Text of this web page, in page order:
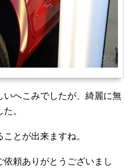
いへこみでしたが、綺麗に無
。
とが出来ますね。
依頼ありがとうございまし